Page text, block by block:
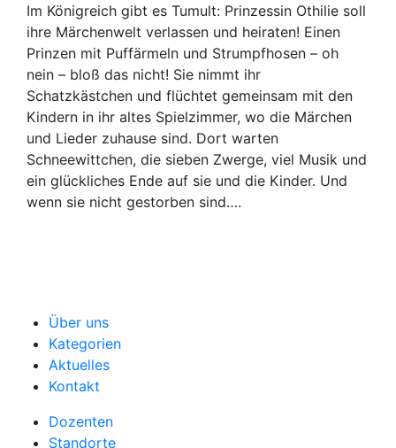
Im Königreich gibt es Tumult: Prinzessin Othilie soll
ihre Märchenwelt verlassen und heiraten! Einen
Prinzen mit Puffärmeln und Strumpfhosen – oh
nein – bloß das nicht! Sie nimmt ihr
Schatzkästchen und flüchtet gemeinsam mit den
Kindern in ihr altes Spielzimmer, wo die Märchen
und Lieder zuhause sind. Dort warten
Schneewittchen, die sieben Zwerge, viel Musik und
ein glückliches Ende auf sie und die Kinder. Und
wenn sie nicht gestorben sind….
Über uns
Kategorien
Aktuelles
Kontakt
Dozenten
Standorte